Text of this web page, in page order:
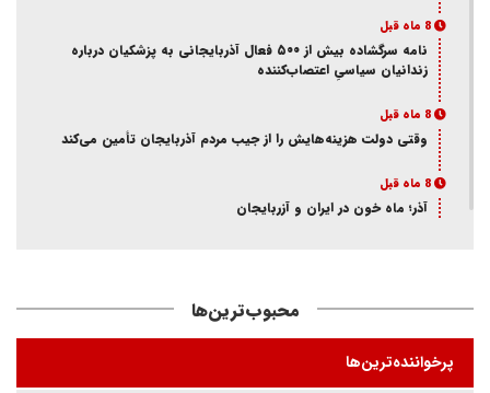
8 ماه قبل
نامه سرگشاده بیش از ۵۰۰ فعال آذربایجانی به پزشکیان درباره
زندانیان سیاسیِ اعتصاب‌کننده
8 ماه قبل
وقتی دولت هزینه‌هایش را از جیب مردم آذربایجان تأمین می‌کند
8 ماه قبل
آذر؛ ماه خون در ایران و آزربایجان
ممانعت وزارت اطلاعات از حضور یک فعال آذربایجانی در تئاتر
«کوراوغلو» تبریز
محبوب‌ترین‌ها
پرخواننده‌ترین‌ها